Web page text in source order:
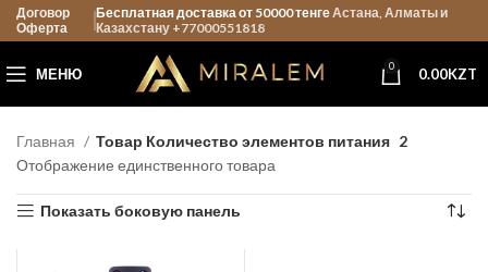
Договор
Оферта
Бесплатная доставка от 50000 тенгеАстана, Алматы и
Казахстану +77000551818
МЕНЮ 0 0.00KZT
Главная Товар Количество элементов питания 2
Отображение единственного товара
Показать боковую панель